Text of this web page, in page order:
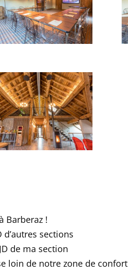
Barberaz !
sections
de ma section
loin de notre zone de confort